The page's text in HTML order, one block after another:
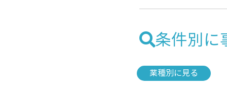
条件別に
業種別に見る